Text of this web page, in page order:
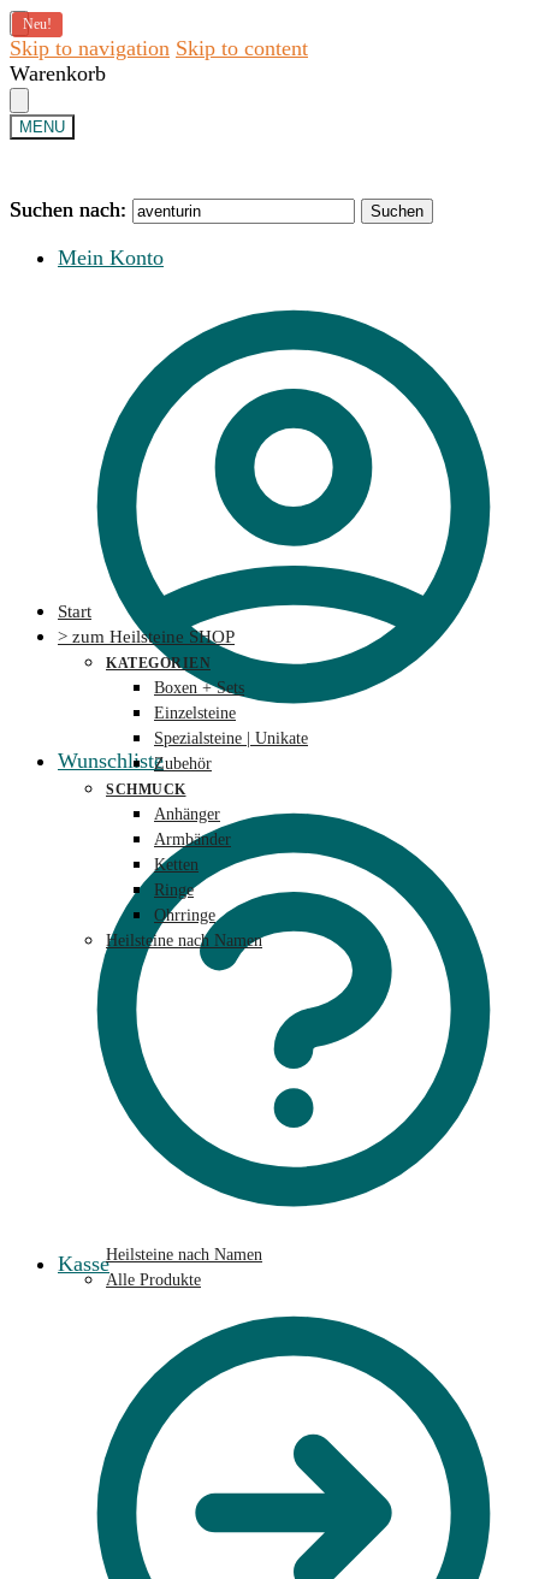
Skip to navigation Skip to content
Warenkorb
MENU
Suchen nach: Suchen
Mein Konto
Wunschliste
Kasse
Suchen nach: Suchen
Start
> zum Heilsteine SHOP
KATEGORIEN
Boxen + Sets
Einzelsteine
Spezialsteine | Unikate
Zubehör
SCHMUCK
Anhänger
Armbänder
Ketten
Ringe
Ohrringe
Heilsteine nach Namen
Heilsteine nach Namen
Alle Produkte
Neu!